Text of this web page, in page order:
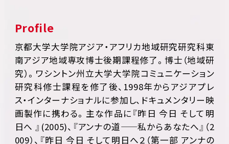
Profile
京都大学大学院アジア・アフリカ地域研究研究科東
南アジア地域専攻博士後期課程修了。博士（地域研
究）。ワシントン州立大学大学院コミュニケーション
研究科修士課程を修了後、1998年からアジアプレ
ス・インターナショナルに参加し、ドキュメンタリー映
画製作に携わる。主な作品に『昨日 今日 そして明
日へ 』(2005)、『アンナの道——私からあなたへ』（2
009）、『昨日 今日 そして明日へ２（第一部 アンナの